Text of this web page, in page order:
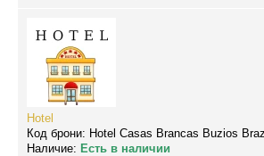
Hotel
Код брони: Hotel Casas Brancas Buzios
Наличие: Есть в наличии